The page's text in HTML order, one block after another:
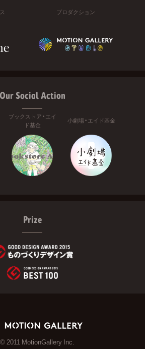
プロダクション
Our Social Action
ブックストア・エイ
ド基金
小劇場・エイド基金
Prize
© 2011 MotionGallery Inc.